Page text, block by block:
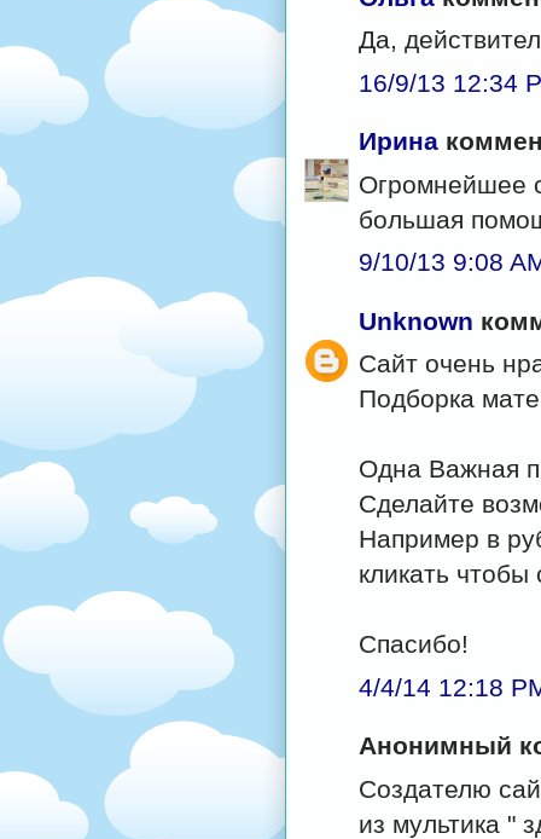
Да,
16/9/13 12:34
Ирина
Огромнейшее
большая
9/10/13 9:08
Unknown
Сайт очень
Подборка
Одна Важная
Сделайте
Например в
кликать чтобы
Спасибо!
4/4/14 12:18
Анонимный
Создателю
из мультика "